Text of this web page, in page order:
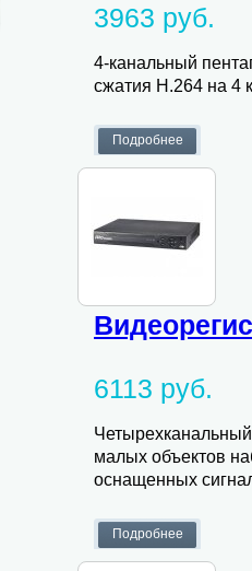
3963 руб.
4-канальный
сжатия H.264 на 4
6113 руб.
малых объектов
оснащенных